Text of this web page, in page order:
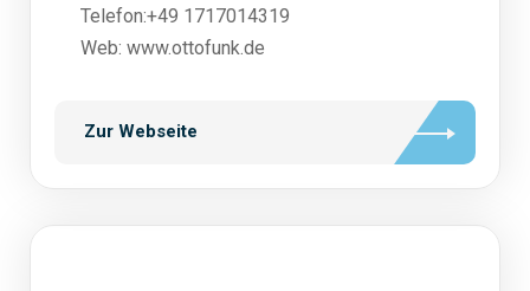
Telefon:+49 1717014319
Web: www.ottofunk.de
Zur Webseite